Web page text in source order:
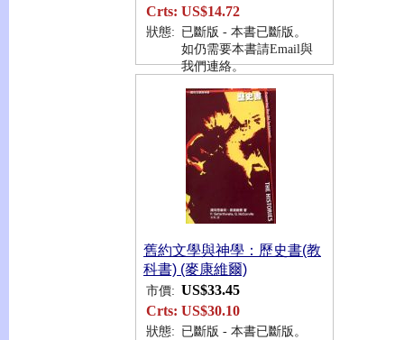
Crts: US$14.72
狀態: 已斷版 - 本書已斷版。
如仍需要本書請Email與
我們連絡。
舊約文學與神學：歷史書(教
科書) (麥康維爾)
市價: US$33.45
Crts: US$30.10
狀態: 已斷版 - 本書已斷版。